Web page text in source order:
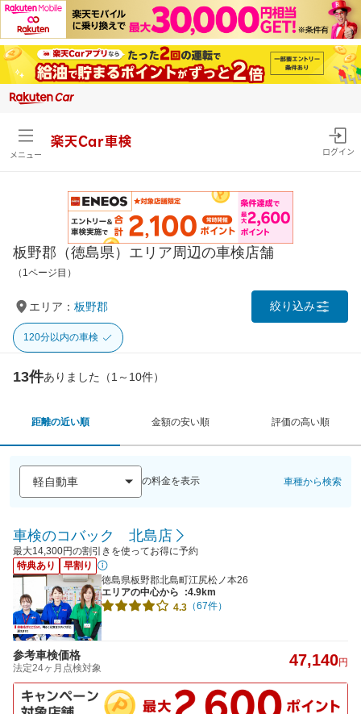
メニュー
楽天Car車検
ログイン
板野郡（徳島県）エリア周辺の車検店舗
（1ページ目）
エリア： 板野郡 絞り込み
120分以内の車検
13件ありました（1～10件）
距離の近い順 金額の安い順 評価の高い順
の料金を表示 車種から検索
車検のコバック 北島店
最大14,300円の割引きを使ってお得に予約
特典あり
早割り
徳島県板野郡北島町江尻松ノ本26
エリアの中心から
:4.9km
4.3 （67件）
参考車検価格
法定24ヶ月点検対象 47,140円